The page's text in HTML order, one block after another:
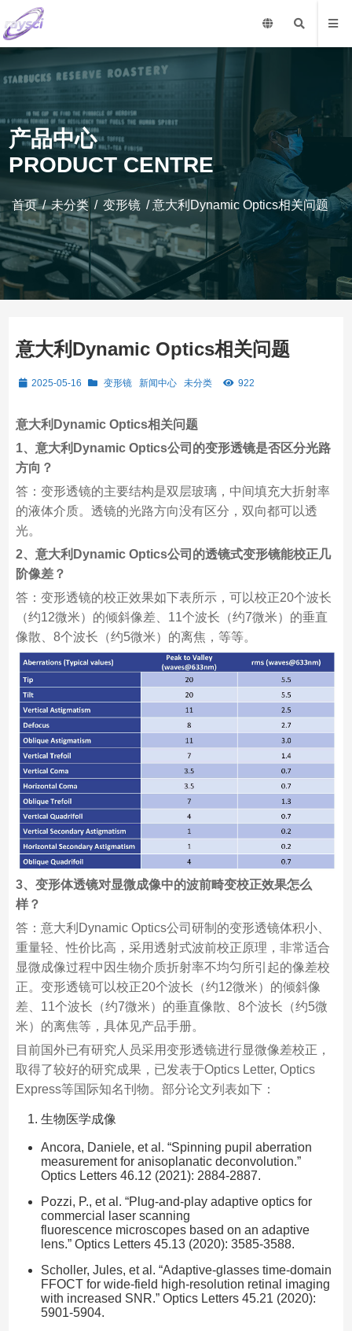
产品中心
PRODUCT CENTRE
首页/未分类 / 变形镜 / 意大利Dynamic Optics相关问题
意大利Dynamic Optics相关问题
2025-05-16 变形镜 新闻中心 未分类 922
意大利Dynamic Optics相关问题
1、意大利Dynamic Optics公司的变形透镜是否区分光路
方向？
答：变形透镜的主要结构是双层玻璃，中间填充大折射率
的液体介质。透镜的光路方向没有区分，双向都可以透
光。
2、意大利Dynamic Optics公司的透镜式变形镜能校正几
阶像差？
答：变形透镜的校正效果如下表所示，可以校正20个波长
（约12微米）的倾斜像差、11个波长（约7微米）的垂直
像散、8个波长（约5微米）的离焦，等等。
3、变形体透镜对显微成像中的波前畸变校正效果怎么
样？
答：意大利Dynamic Optics公司研制的变形透镜体积小、
重量轻、性价比高，采用透射式波前校正原理，非常适合
显微成像过程中因生物介质折射率不均匀所引起的像差校
正。变形透镜可以校正20个波长（约12微米）的倾斜像
差、11个波长（约7微米）的垂直像散、8个波长（约5微
米）的离焦等，具体见产品手册。
目前国外已有研究人员采用变形透镜进行显微像差校正，
取得了较好的研究成果，已发表于Optics Letter, Optics
Express等国际知名刊物。部分论文列表如下：
生物医学成像
Ancora, Daniele, et al. “Spinning pupil aberration
measurement for anisoplanatic deconvolution.”
Optics Letters 46.12 (2021): 2884-2887.
Pozzi, P., et al. “Plug-and-play adaptive optics for
commercial laser scanning
fluorescence microscopes based on an adaptive
lens.” Optics Letters 45.13 (2020): 3585-3588.
Scholler, Jules, et al. “Adaptive-glasses time-domain
FFOCT for wide-field high-resolution retinal imaging
with increased SNR.” Optics Letters 45.21 (2020):
5901-5904.